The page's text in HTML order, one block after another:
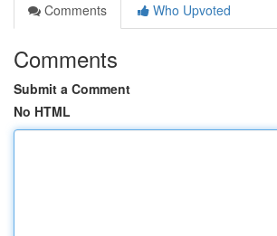
Comments
Who Upvoted
Comments
Submit a Comment
No HTML